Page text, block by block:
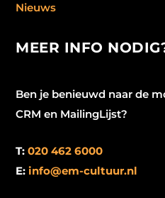
Nieuws
MEER INFO
Ben je benieuwd naar de
CRM en MailingLijst?
T:020 462 6000
E:info@em-cultuur.nl